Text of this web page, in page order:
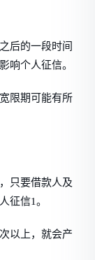
后的一段时间
响个人征信。
限期可能有所
只要借款人及
征信1。
以上，就会产